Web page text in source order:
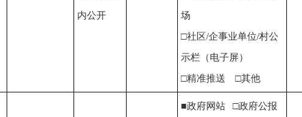
内公开 场
□社区/企事业单位/村公
示栏（电子屏）
□精准推送 □其他
■政府网站 □政府公报